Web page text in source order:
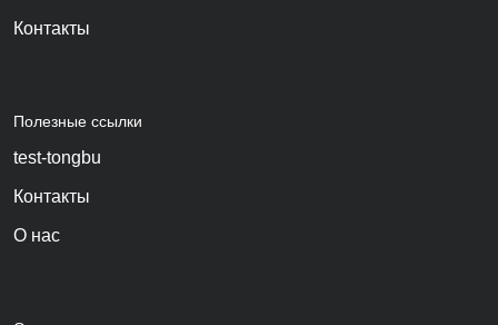
Контакты
Полезные ссылки
test-tongbu
Контакты
О нас